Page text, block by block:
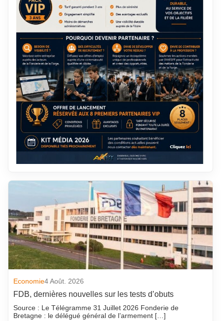
Economie4 Août. 2026
FDB, dernières nouvelles sur les tests d’obuts
Source : Le Télégramme 31 Juillet 2026 Fonderie de
Bretagne : le délégué général de l’armement […]